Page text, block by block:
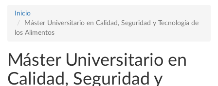
Inicio
Máster Universitario en Calidad, Seguridad y Tecnología de
los Alimentos
Máster Universitario en
Calidad, Seguridad y